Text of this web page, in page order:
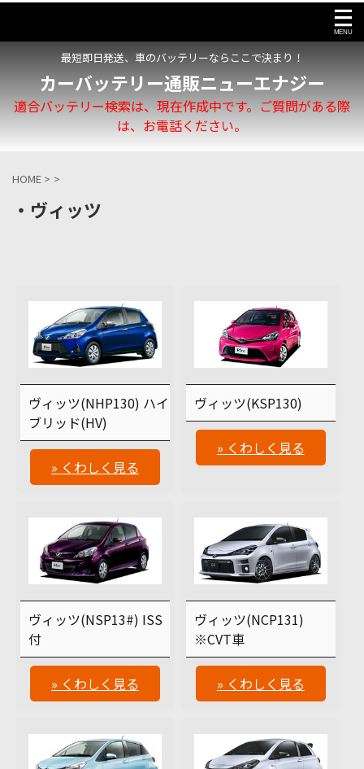
最短即日発送、車のバッテリーならここで決まり！
カーバッテリー通販ニューエナジー
適合バッテリー検索は、現在作成中です。ご質問がある際
は、お電話ください。
HOME > >
・ヴィッツ
ヴィッツ(NHP130) ハイ
ブリッド(HV)
» くわしく見る
ヴィッツ(KSP130)
» くわしく見る
ヴィッツ(NSP13#) ISS
付
» くわしく見る
ヴィッツ(NCP131)
※CVT車
» くわしく見る